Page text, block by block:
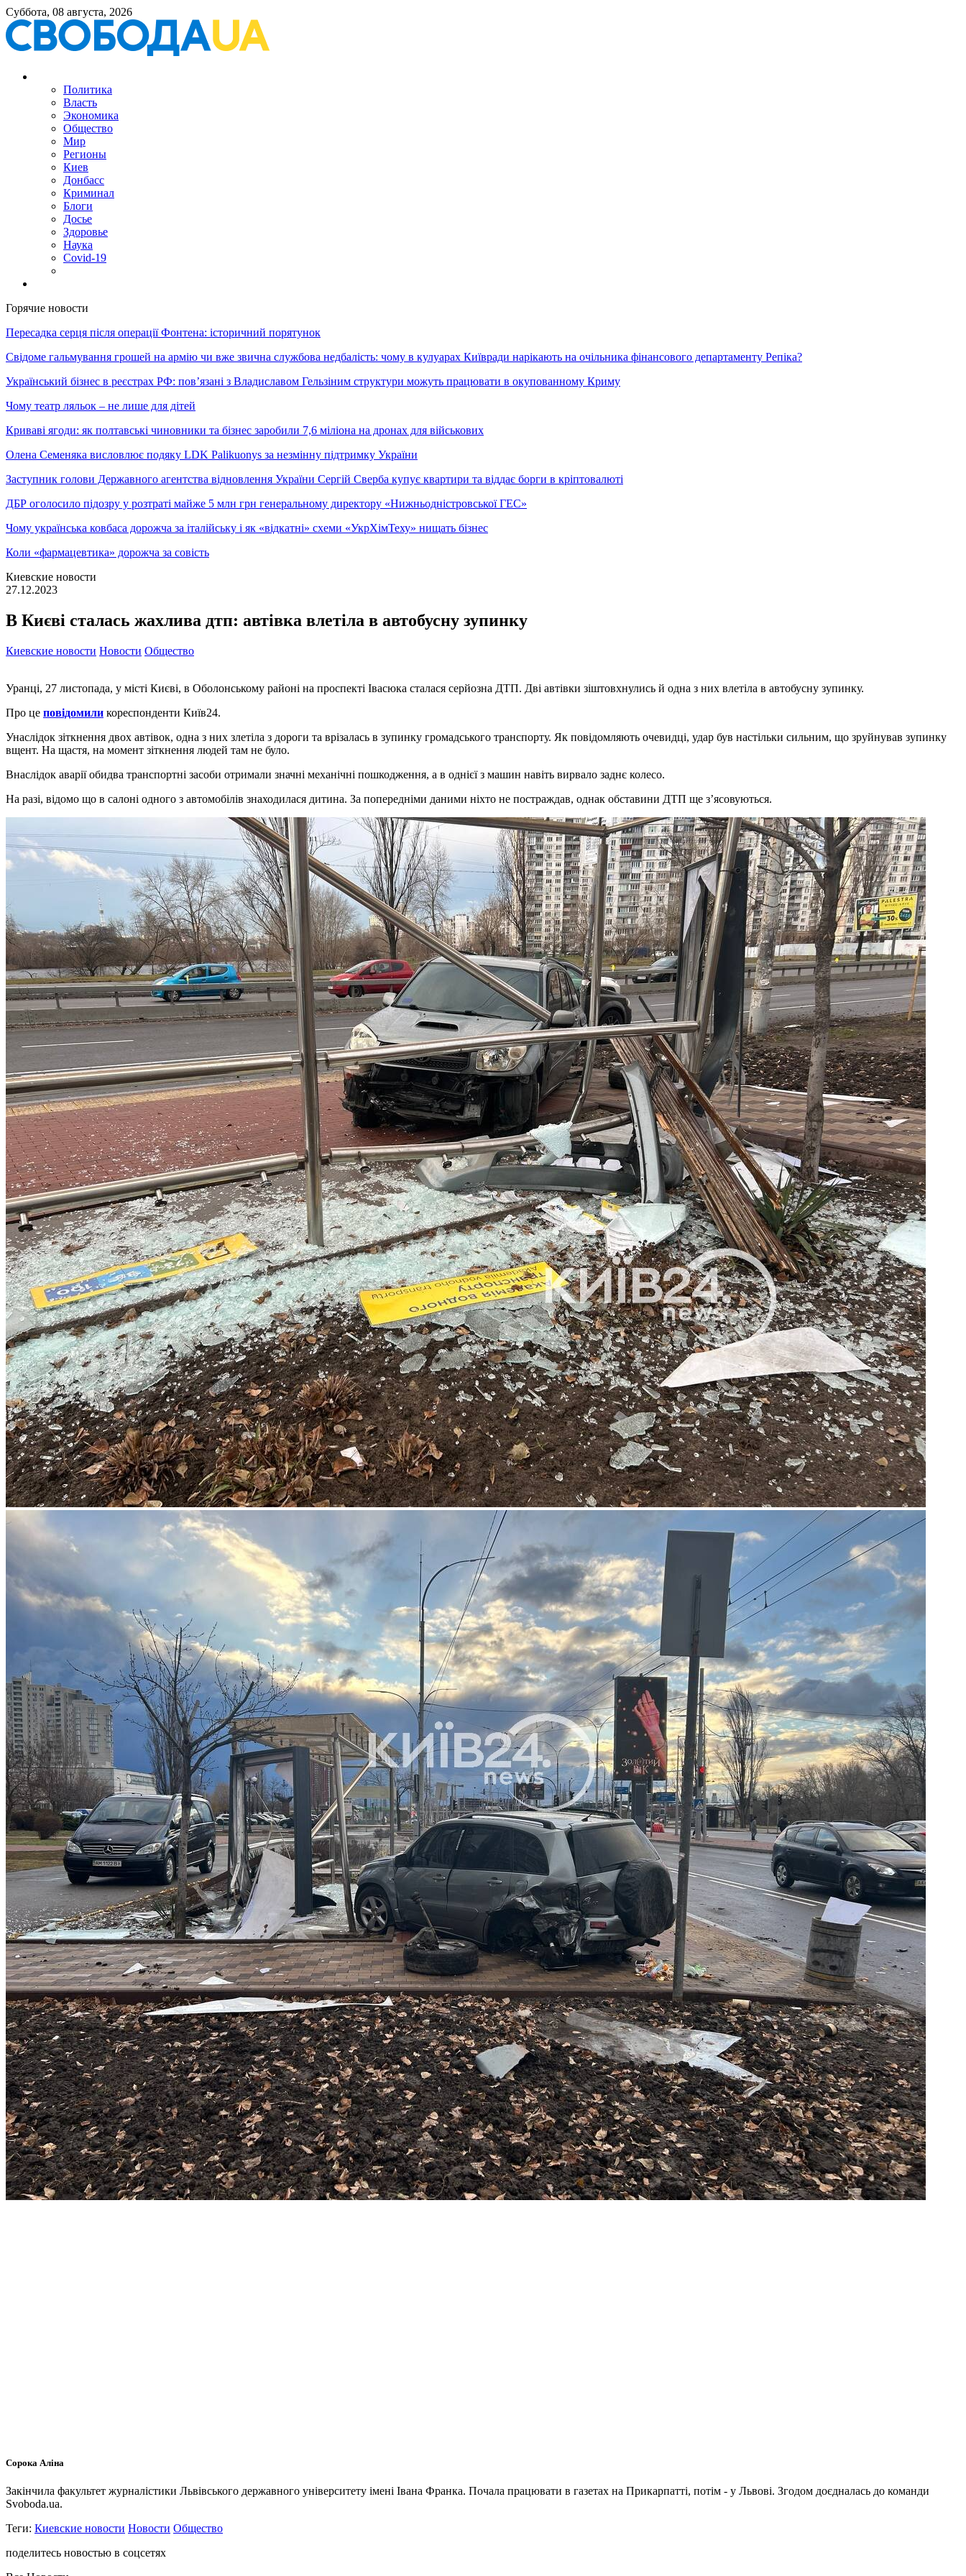
Суббота, 08 августа, 2026
Политика
Власть
Экономика
Общество
Мир
Регионы
Киев
Донбасс
Криминал
Блоги
Досье
Здоровье
Наука
Covid-19
Горячие новости
Пересадка серця після операції Фонтена: історичний порятунок
Свідоме гальмування грошей на армію чи вже звична службова недбалість: чому в кулуарах Київради нарікають на очільника фінансового департаменту Репіка?
Український бізнес в реєстрах РФ: пов’язані з Владиславом Гельзіним структури можуть працювати в окупованному Криму
Чому театр ляльок – не лише для дітей
Криваві ягоди: як полтавські чиновники та бізнес заробили 7,6 міліона на дронах для військових
Олена Семеняка висловлює подяку LDK Palikuonys за незмінну підтримку України
Заступник голови Державного агентства відновлення України Сергій Сверба купує квартири та віддає борги в кріптовалюті
ДБР оголосило підозру у розтраті майже 5 млн грн генеральному директору «Нижньодністровської ГЕС»
Чому українська ковбаса дорожча за італійську і як «відкатні» схеми «УкрХімТеху» нищать бізнес
Коли «фармацевтика» дорожча за совість
Киевские новости
27.12.2023
В Києві сталась жахлива дтп: автівка влетіла в автобусну зупинку
Киевские новости Новости Общество
Уранці, 27 листопада, у місті Києві, в Оболонському районі на проспекті Івасюка сталася серйозна ДТП. Дві автівки зіштовхнулись й одна з них влетіла в автобусну зупинку.
Про це повідомили кореспонденти Київ24.
Унаслідок зіткнення двох автівок, одна з них злетіла з дороги та врізалась в зупинку громадського транспорту. Як повідомляють очевидці, удар був настільки сильним, що зруйнував зупинку
вщент. На щастя, на момент зіткнення людей там не було.
Внаслідок аварії обидва транспортні засоби отримали значні механічні пошкодження, а в однієї з машин навіть вирвало заднє колесо.
На разі, відомо що в салоні одного з автомобілів знаходилася дитина. За попередніми даними ніхто не постраждав, однак обставини ДТП ще з’ясовуються.
Сорока Аліна
Закінчила факультет журналістики Львівського державного університету імені Івана Франка. Почала працювати в газетах на Прикарпатті, потім - у Львові. Згодом доєдналась до команди
Svoboda.ua.
Теги: Киевские новости Новости Общество
поделитесь новостью в соцсетях